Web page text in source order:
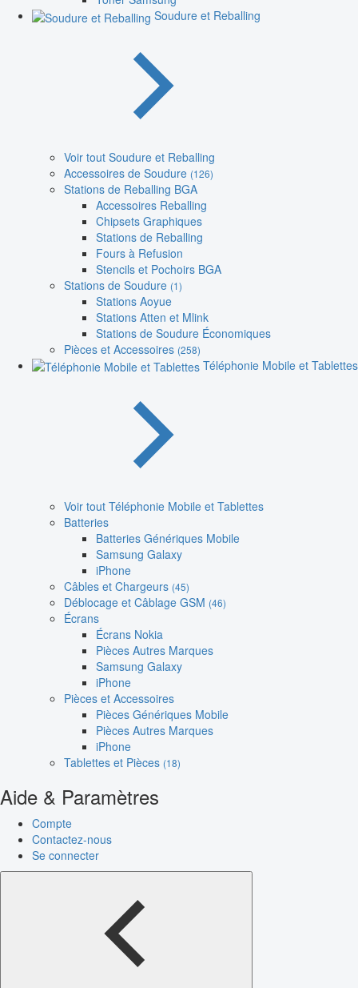
Soudure et Reballing
Voir tout Soudure et Reballing
Accessoires de Soudure (126)
Stations de Reballing BGA
Accessoires Reballing
Chipsets Graphiques
Stations de Reballing
Fours à Refusion
Stencils et Pochoirs BGA
Stations de Soudure (1)
Stations Aoyue
Stations Atten et Mlink
Stations de Soudure Économiques
Pièces et Accessoires (258)
Téléphonie Mobile et Tablettes
Voir tout Téléphonie Mobile et Tablettes
Batteries
Batteries Génériques Mobile
Samsung Galaxy
iPhone
Câbles et Chargeurs (45)
Déblocage et Câblage GSM (46)
Écrans
Écrans Nokia
Pièces Autres Marques
Samsung Galaxy
iPhone
Pièces et Accessoires
Pièces Génériques Mobile
Pièces Autres Marques
iPhone
Tablettes et Pièces (18)
Aide & Paramètres
Compte
Contactez-nous
Se connecter